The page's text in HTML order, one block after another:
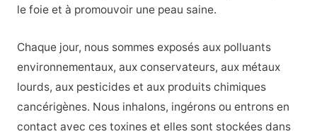
le foie et à promouvoir une peau saine.
Chaque jour, nous sommes exposés aux polluants
environnementaux, aux conservateurs, aux métaux
lourds, aux pesticides et aux produits chimiques
cancérigènes. Nous inhalons, ingérons ou entrons en
contact avec ces toxines et elles sont stockées dans